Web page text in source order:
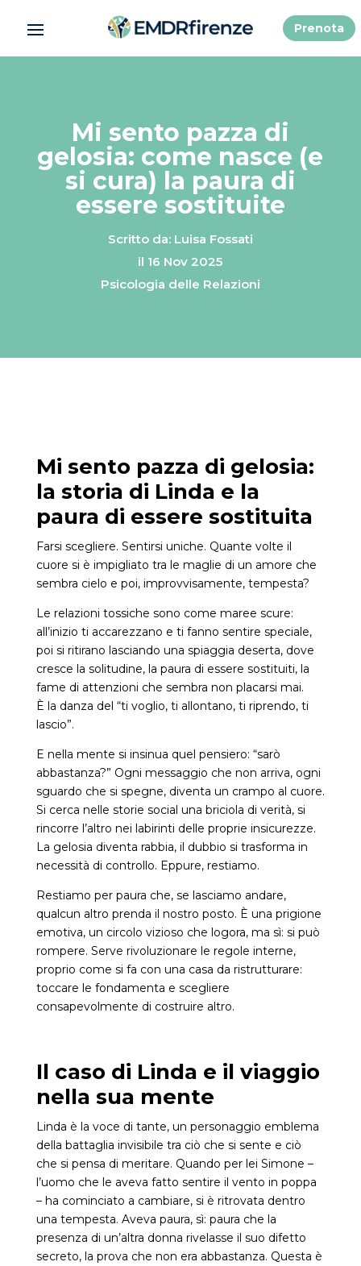
Prenota
Mi sento pazza di
gelosia: come nasce (e
si cura) la paura di
essere sostituite
Scritto da: Luisa Fossati
il 16 Nov 2025
Psicologia delle Relazioni
Mi sento pazza di gelosia:
la storia di Linda e la
paura di essere sostituita
Farsi scegliere. Sentirsi uniche. Quante volte il
cuore si è impigliato tra le maglie di un amore che
sembra cielo e poi, improvvisamente, tempesta?
Le relazioni tossiche sono come maree scure:
all’inizio ti accarezzano e ti fanno sentire speciale,
poi si ritirano lasciando una spiaggia deserta, dove
cresce la solitudine, la paura di essere sostituiti, la
fame di attenzioni che sembra non placarsi mai.
È la danza del “ti voglio, ti allontano, ti riprendo, ti
lascio”.
E nella mente si insinua quel pensiero: “sarò
abbastanza?” Ogni messaggio che non arriva, ogni
sguardo che si spegne, diventa un crampo al cuore.
Si cerca nelle storie social una briciola di verità, si
rincorre l’altro nei labirinti delle proprie insicurezze.
La gelosia diventa rabbia, il dubbio si trasforma in
necessità di controllo. Eppure, restiamo.
Restiamo per paura che, se lasciamo andare,
qualcun altro prenda il nostro posto. È una prigione
emotiva, un circolo vizioso che logora, ma sì: si può
rompere. Serve rivoluzionare le regole interne,
proprio come si fa con una casa da ristrutturare:
toccare le fondamenta e scegliere
consapevolmente di costruire altro.
Il caso di Linda e il viaggio
nella sua mente
Linda è la voce di tante, un personaggio emblema
della battaglia invisibile tra ciò che si sente e ciò
che si pensa di meritare. Quando per lei Simone –
l’uomo che le aveva fatto sentire il vento in poppa
– ha cominciato a cambiare, si è ritrovata dentro
una tempesta. Aveva paura, sì: paura che la
presenza di un’altra donna rivelasse il suo difetto
secreto, la prova che non era abbastanza. Questa è